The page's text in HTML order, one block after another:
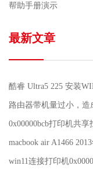
帮助手册演示
最新文章
酷睿 Ultra5 225 安装
路由器带机量过小，
0x00000bcb打印机共享
macbook air A1466
win11连接打印机